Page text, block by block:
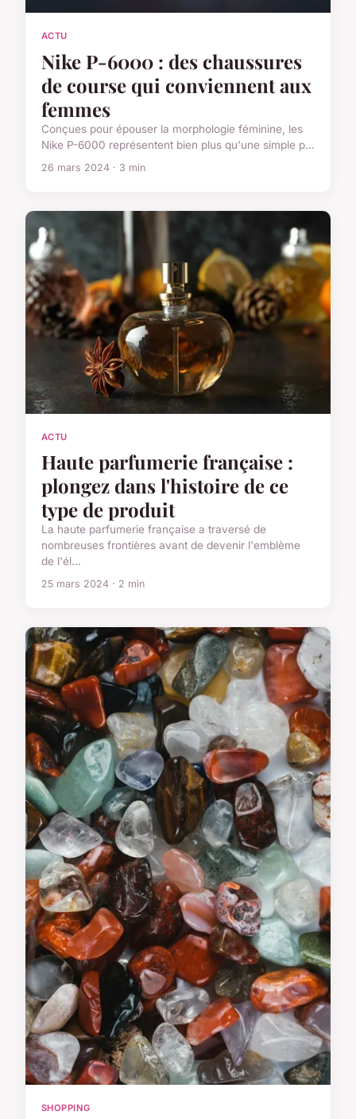
ACTU
Nike P-6000 : des chaussures
de course qui conviennent aux
femmes
Conçues pour épouser la morphologie féminine, les
Nike P-6000 représentent bien plus qu'une simple p...
26 mars 2024 · 3 min
ACTU
Haute parfumerie française :
plongez dans l'histoire de ce
type de produit
La haute parfumerie française a traversé de
nombreuses frontières avant de devenir l'emblème
de l'él...
25 mars 2024 · 2 min
SHOPPING